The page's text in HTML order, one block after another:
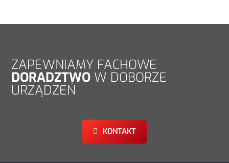
ZAPEWNIAMY FACHOWE
DORADZTWO W DOBORZE
URZĄDZEŃ
KONTAKT